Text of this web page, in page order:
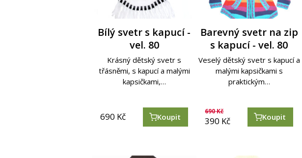
Bílý svetr s kapucí -
vel. 80
Krásný dětský svetr s
třásněmi, s kapucí a malými
kapsičkami,…
690 Kč Koupit
Barevný svetr na zip
s kapucí - vel. 80
Veselý dětský svetr s kapucí a
malými kapsičkami s
praktickým…
690Kč
390 Kč Koupit